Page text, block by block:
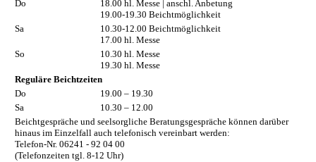
Do
18.00 hl. Messe | anschl. Anbetung
19.00-19.30 Beichtmöglichkeit
Sa
10.30-12.00 Beichtmöglichkeit
17.00 hl. Messe
So
10.30 hl. Messe
19.30 hl. Messe
Reguläre Beichtzeiten
Do
19.00 – 19.30
Sa
10.30 – 12.00
Beichtgespräche und seelsorgliche Beratungsgespräche können darüber
hinaus im Einzelfall auch telefonisch vereinbart werden:
Telefon-Nr. 06241 - 92 04 00
(Telefonzeiten tgl. 8-12 Uhr)